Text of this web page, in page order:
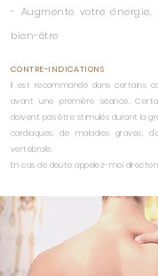
- Augmente votre
bien-être
CONTRE-INDICATIONS
Il est recommandé dans certains
avant une première séance.
doivent pas être stimulés durant la
cardiaques, de maladies graves,
vertébrale.
En cas de doute appelez-moi